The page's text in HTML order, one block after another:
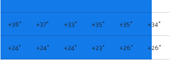
+38° +37° +33° +35° +35° +34°
+24° +24° +24° +23° +26° +26°